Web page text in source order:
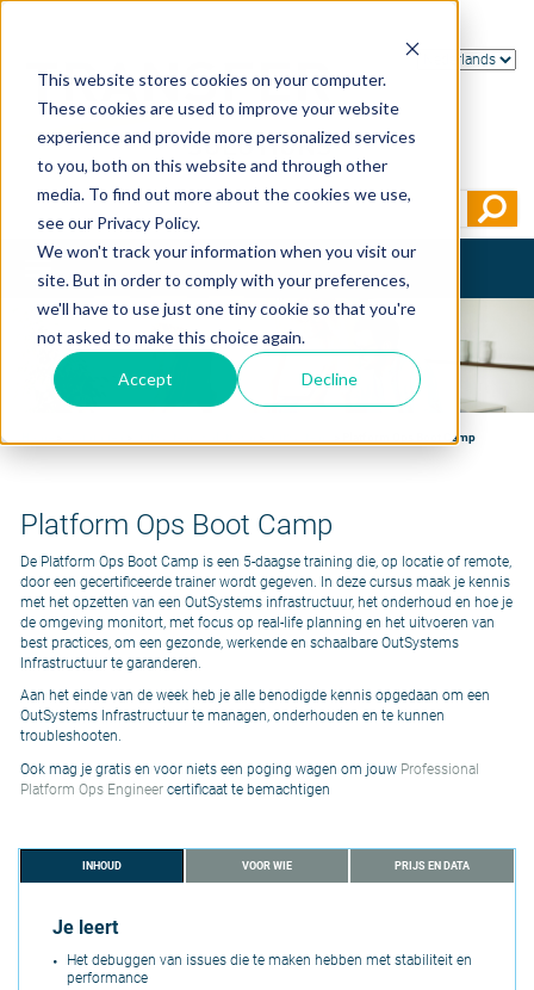
This website stores cookies on your computer.
These cookies are used to improve your website
experience and provide more personalized services
to you, both on this website and through other
media. To find out more about the cookies we use,
see our Privacy Policy.
We won't track your information when you visit our
site. But in order to comply with your preferences,
we'll have to use just one tiny cookie so that you're
not asked to make this choice again.
Accept Decline
navigation
Platform Ops Boot Camp
Platform Ops Boot Camp
De Platform Ops Boot Camp is een 5-daagse training die, op locatie of remote,
door een gecertificeerde trainer wordt gegeven. In deze cursus maak je kennis
met het opzetten van een OutSystems infrastructuur, het onderhoud en hoe je
de omgeving monitort, met focus op real-life planning en het uitvoeren van
best practices, om een gezonde, werkende en schaalbare OutSystems
Infrastructuur te garanderen.
Aan het einde van de week heb je alle benodigde kennis opgedaan om een
OutSystems Infrastructuur te managen, onderhouden en te kunnen
troubleshooten.
Ook mag je gratis en voor niets een poging wagen om jouw Professional
Platform Ops Engineer certificaat te bemachtigen
INHOUD VOOR WIE PRIJS EN DATA
Je leert
Het debuggen van issues die te maken hebben met stabiliteit en
performance